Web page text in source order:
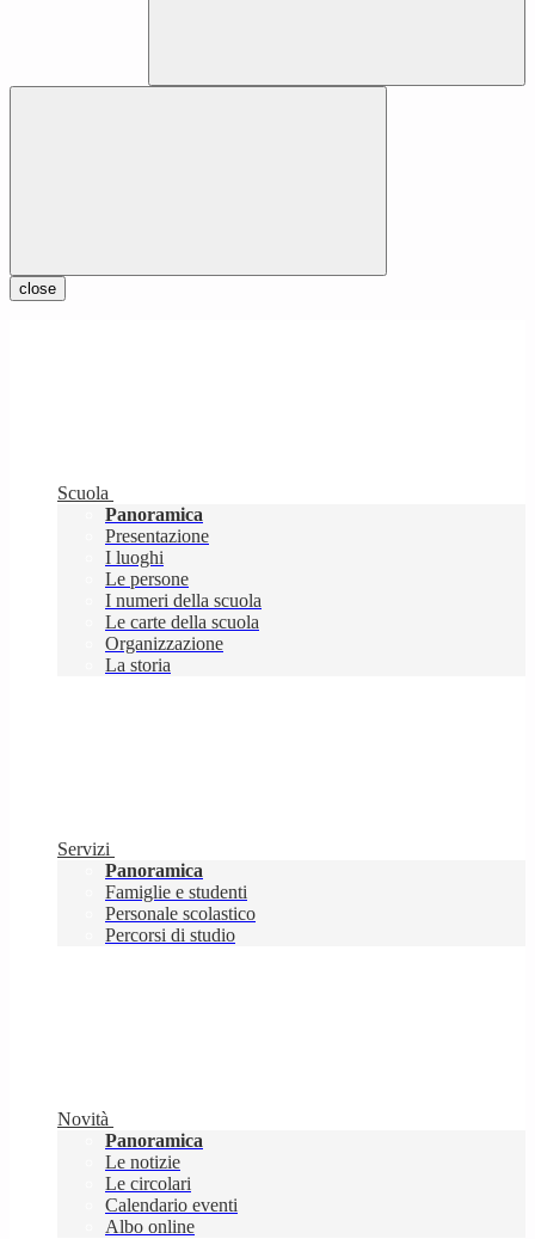
close
Scuola
Panoramica
Presentazione
I luoghi
Le persone
I numeri della scuola
Le carte della scuola
Organizzazione
La storia
Servizi
Panoramica
Famiglie e studenti
Personale scolastico
Percorsi di studio
Novità
Panoramica
Le notizie
Le circolari
Calendario eventi
Albo online